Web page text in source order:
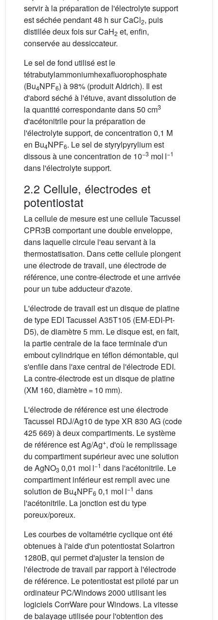
servir à la préparation de l'électrolyte support
est séchée pendant 48 h sur CaCl2, puis
distillée deux fois sur CaH2 et, enfin,
conservée au dessiccateur.
Le sel de fond utilisé est le
tétrabutylammoniumhexafluorophosphate
(Bu4NPF6) à 98% (produit Aldrich). Il est
d'abord séché à l'étuve, avant dissolution de
la quantité correspondante dans 50 cm3
d'acétonitrile pour la préparation de
l'électrolyte support, de concentration 0,1 M
en Bu4NPF6. Le sel de styrylpyrylium est
dissous à une concentration de 10−3 mol l−1
dans l'électrolyte support.
2.2 Cellule, électrodes et
potentiostat
La cellule de mesure est une cellule Tacussel
CPR3B comportant une double enveloppe,
dans laquelle circule l'eau servant à la
thermostatisation. Dans cette cellule plongent
une électrode de travail, une électrode de
référence, une contre-électrode et une arrivée
pour un tube adducteur d'azote.
L'électrode de travail est un disque de platine
de type EDI Tacussel A35T105 (EM-EDI-Pt-
D5), de diamètre 5 mm. Le disque est, en fait,
la partie centrale de la face terminale d'un
embout cylindrique en téflon démontable, qui
s'enfile dans l'axe central de l'électrode EDI.
La contre-électrode est un disque de platine
(XM 160, diamètre = 10 mm).
L'électrode de référence est une électrode
Tacussel RDJ/Ag10 de type XR 830 AG (code
425 669) à deux compartiments. Le système
de référence est Ag/Ag+, d'où le remplissage
du compartiment supérieur avec une solution
de AgNO3 0,01 mol l−1 dans l'acétonitrile. Le
compartiment inférieur est rempli avec une
solution de Bu4NPF6 0,1 mol l−1 dans
l'acétonitrile. La jonction est du type
poreux/poreux.
Les courbes de voltamétrie cyclique ont été
obtenues à l'aide d'un potentiostat Solartron
1280B, qui permet d'ajuster la tension de
l'électrode de travail par rapport à l'électrode
de référence. Le potentiostat est piloté par un
ordinateur PC/Windows 2000 utilisant les
logiciels CorrWare pour Windows. La vitesse
de balayage utilisée pour l'obtention des